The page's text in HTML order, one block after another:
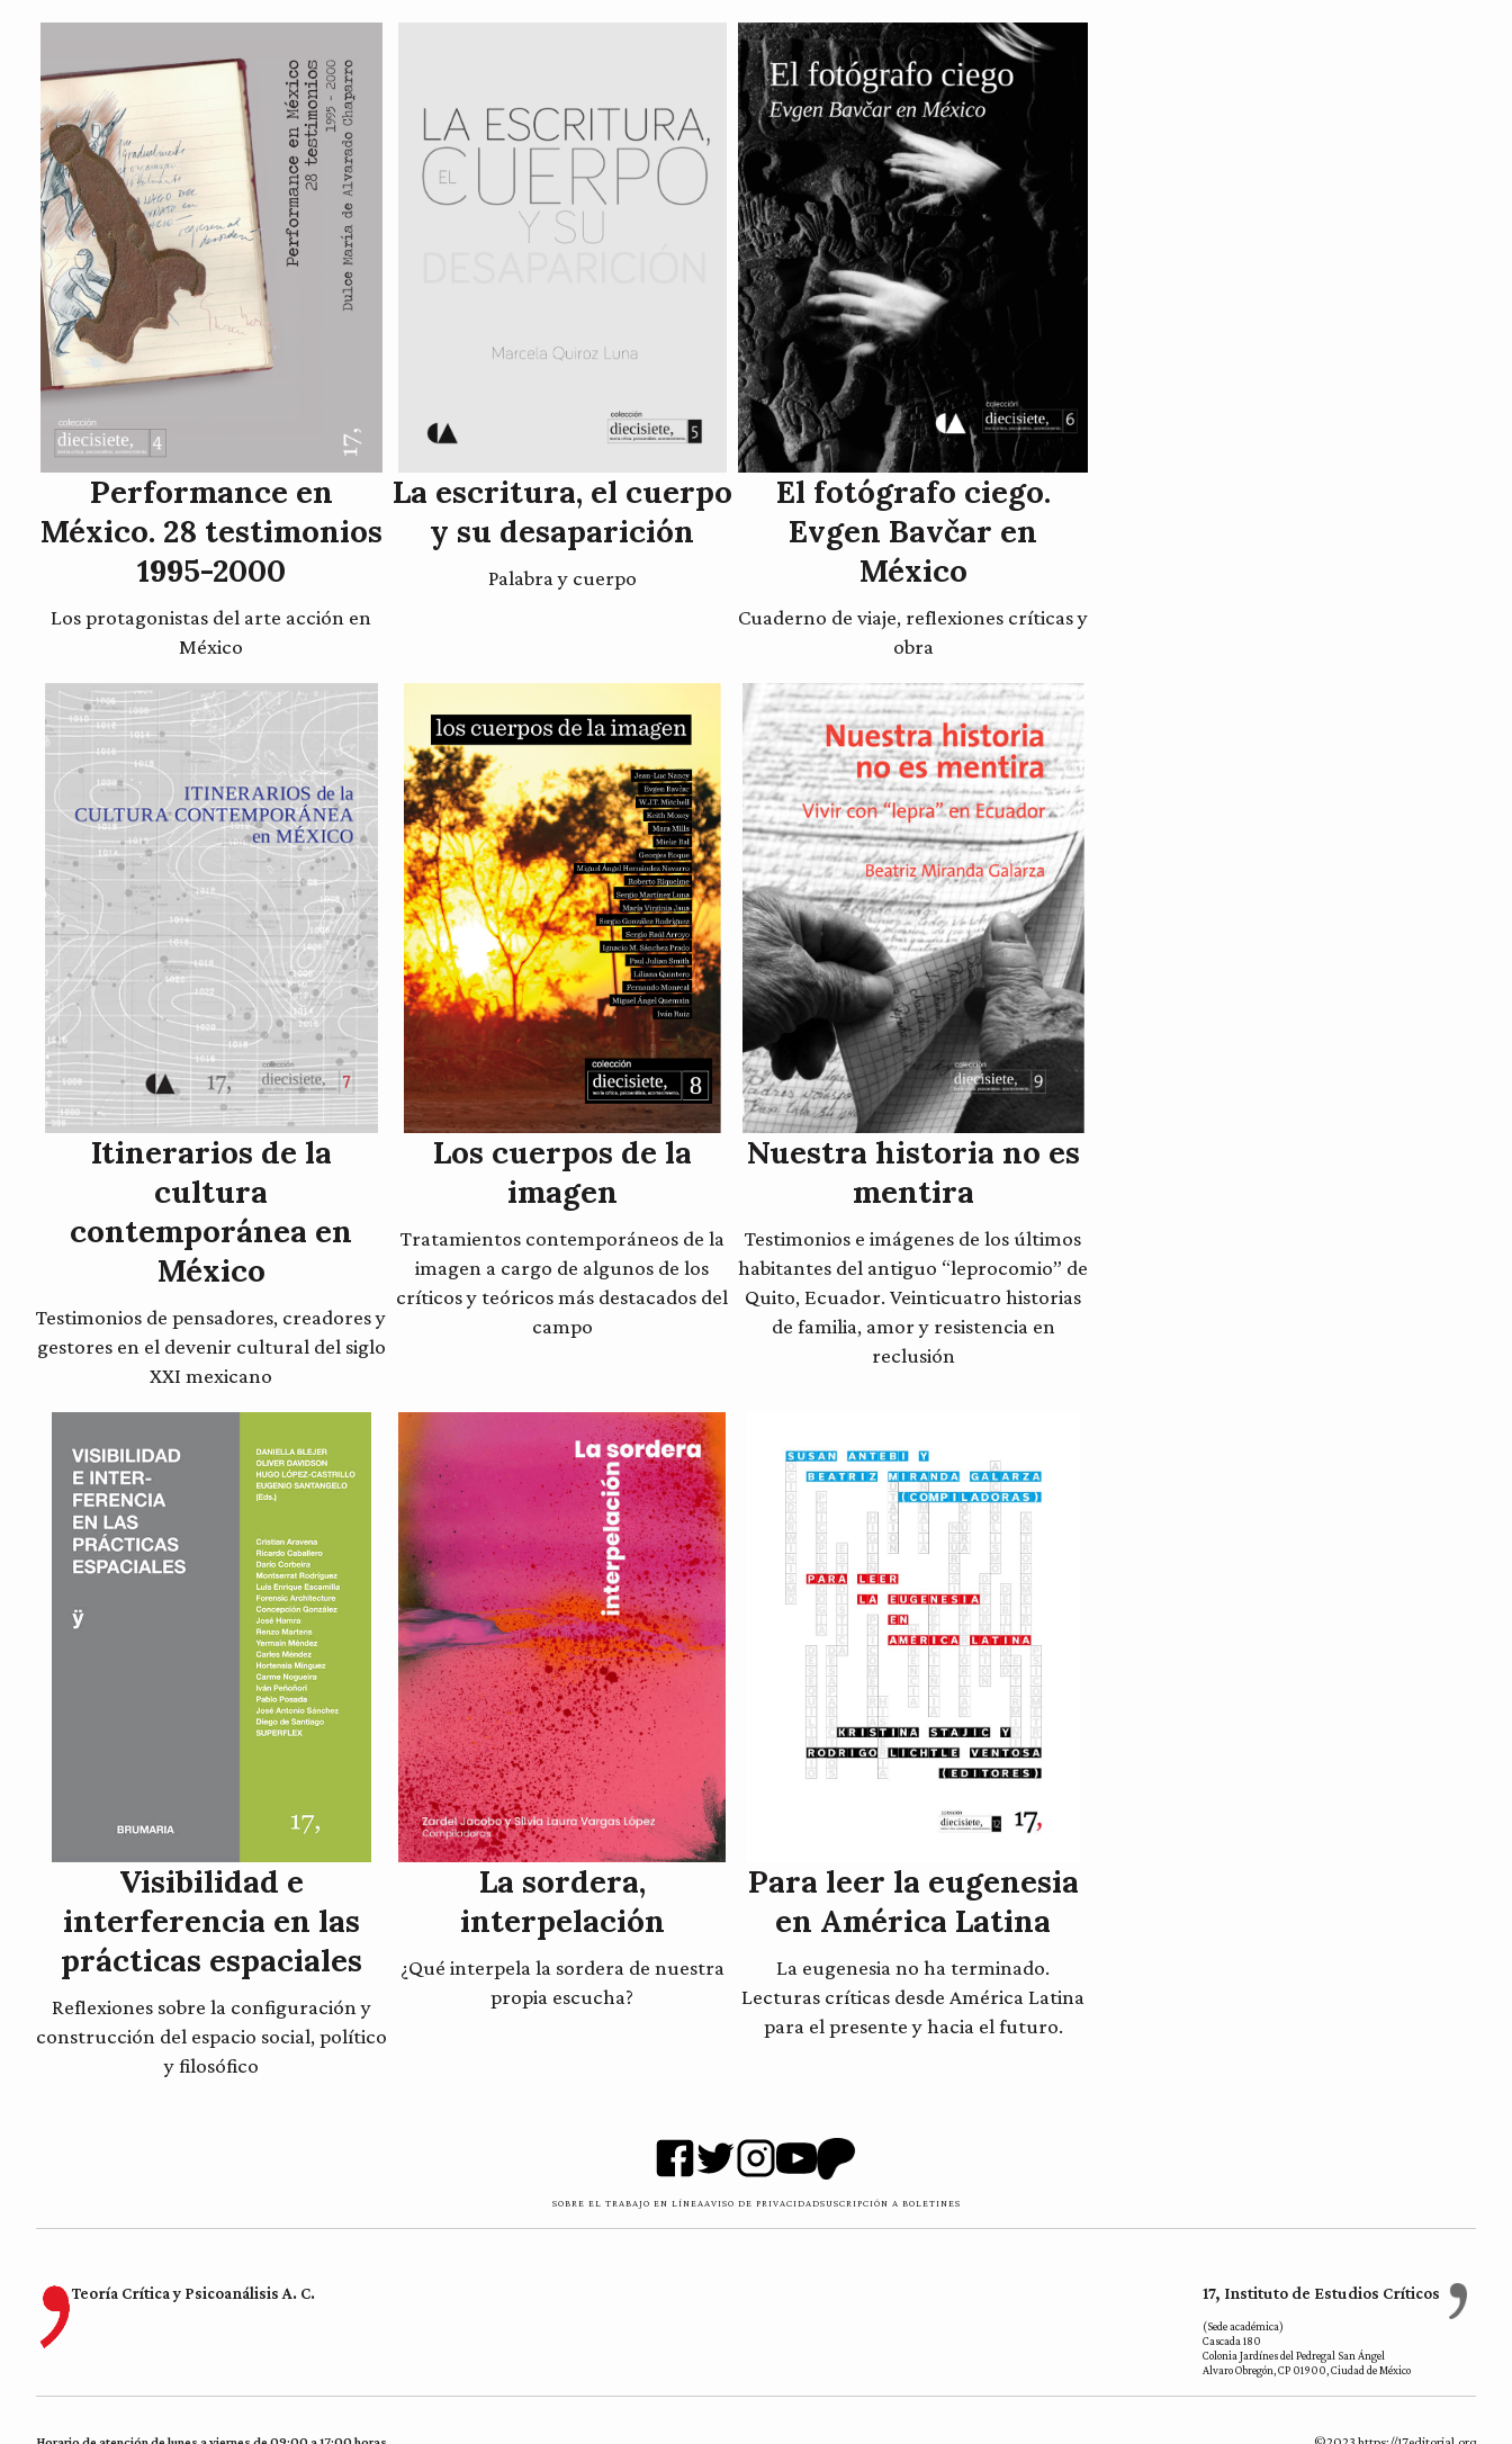
Performance en
México. 28 testimonios
1995-2000
Los protagonistas del arte acción en
México
La escritura, el cuerpo
y su desaparición
Palabra y cuerpo
El fotógrafo ciego.
Evgen Bavčar en
México
Cuaderno de viaje, reflexiones críticas y
obra
Itinerarios de la
cultura
contemporánea en
México
Testimonios de pensadores, creadores y
gestores en el devenir cultural del siglo
XXI mexicano
Los cuerpos de la
imagen
Tratamientos contemporáneos de la
imagen a cargo de algunos de los
críticos y teóricos más destacados del
campo
Nuestra historia no es
mentira
Testimonios e imágenes de los últimos
habitantes del antiguo “leprocomio” de
Quito, Ecuador. Veinticuatro historias
de familia, amor y resistencia en
reclusión
Visibilidad e
interferencia en las
prácticas espaciales
Reflexiones sobre la configuración y
construcción del espacio social, político
y filosófico
La sordera,
interpelación
¿Qué interpela la sordera de nuestra
propia escucha?
Para leer la eugenesia
en América Latina
La eugenesia no ha terminado.
Lecturas críticas desde América Latina
para el presente y hacia el futuro.
SOBRE EL TRABAJO EN LÍNEAAVISO DE PRIVACIDADSUSCRIPCIÓN A BOLETINES
Teoría Crítica y Psicoanálisis A. C. 17, Instituto de Estudios Críticos
(Sede académica)
Cascada 180
Colonia Jardínes del Pedregal San Ángel
Alvaro Obregón, CP 01900, Ciudad de México